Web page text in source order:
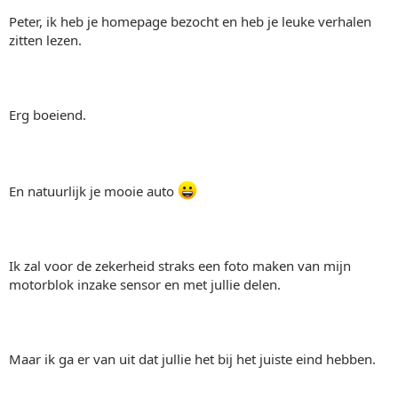
Peter, ik heb je homepage bezocht en heb je leuke verhalen
zitten lezen.
Erg boeiend.
En natuurlijk je mooie auto
Ik zal voor de zekerheid straks een foto maken van mijn
motorblok inzake sensor en met jullie delen.
Maar ik ga er van uit dat jullie het bij het juiste eind hebben.